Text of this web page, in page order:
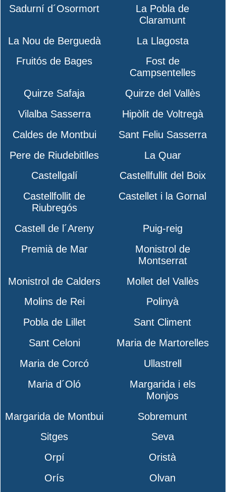
Sadurní d´Osormort
La Pobla de
Claramunt
La Nou de Berguedà
La Llagosta
Fruitós de Bages
Fost de
Campsentelles
Quirze Safaja
Quirze del Vallès
Vilalba Sasserra
Hipòlit de Voltregà
Caldes de Montbui
Sant Feliu Sasserra
Pere de Riudebitlles
La Quar
Castellgalí
Castellfullit del Boix
Castellfollit de
Riubregós
Castellet i la Gornal
Castell de l´Areny
Puig-reig
Premià de Mar
Monistrol de
Montserrat
Monistrol de Calders
Mollet del Vallès
Molins de Rei
Polinyà
Pobla de Lillet
Sant Climent
Sant Celoni
Maria de Martorelles
Maria de Corcó
Ullastrell
Maria d´Oló
Margarida i els
Monjos
Margarida de Montbui
Sobremunt
Sitges
Seva
Orpí
Oristà
Orís
Olvan